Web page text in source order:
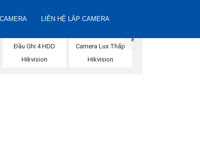
LIÊN HỆ LẮP CAMERA
Đầu Ghi 4 HDD
Hikvision
Camera Lux Thấp
Hikvision